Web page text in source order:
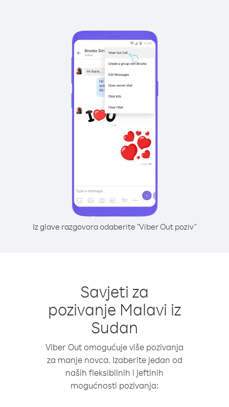
Iz glave razgovora odaberite "Viber Out poziv"
Savjeti za
pozivanje Malavi iz
Sudan
Viber Out omogućuje više pozivanja
za manje novca. Izaberite jedan od
naših fleksibilnih i jeftinih
mogućnosti pozivanja: